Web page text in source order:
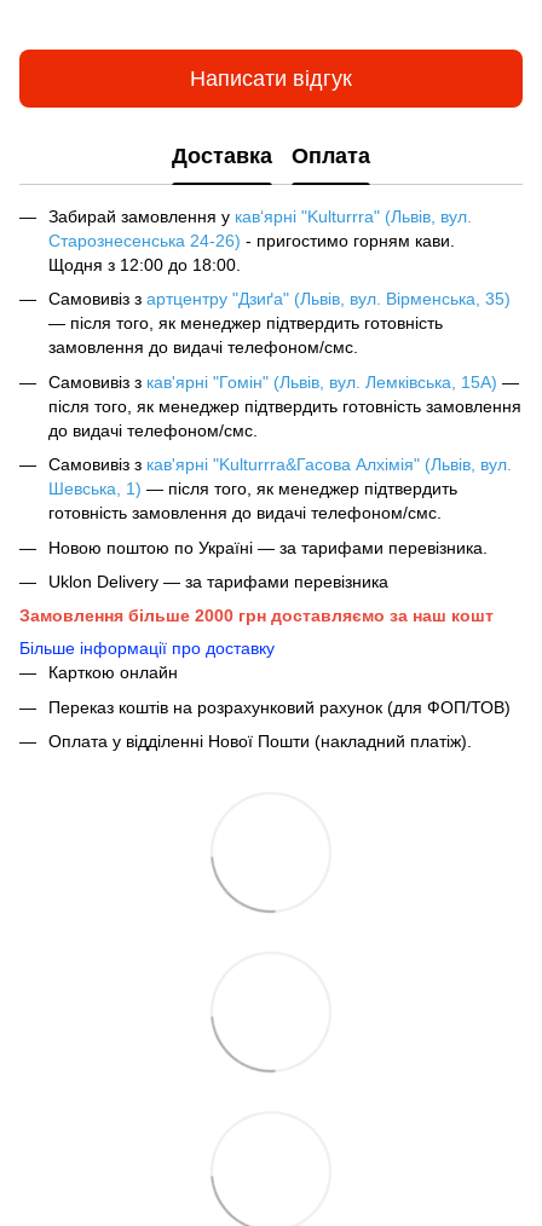
Написати відгук
Доставка Оплата
Забирай замовлення у кав‘ярні "Kulturrra" (Львів, вул.
Старознесенська 24-26) - пригостимо горням кави.
Щодня з 12:00 до 18:00.
Самовивіз з артцентру "Дзиґа" (Львів, вул. Вірменська, 35)
— після того, як менеджер підтвердить готовність
замовлення до видачі телефоном/смс.
Самовивіз з кав'ярні "Гомін" (Львів, вул. Лемківська, 15А) —
після того, як менеджер підтвердить готовність замовлення
до видачі телефоном/смс.
Самовивіз з кав'ярні "Kulturrra&Гасова Алхімія" (Львів, вул.
Шевська, 1) — після того, як менеджер підтвердить
готовність замовлення до видачі телефоном/смс.
Новою поштою по Україні — за тарифами перевізника.
Uklon Delivery — за тарифами перевізника
Замовлення більше 2000 грн доставляємо за наш кошт
Більше інформації про доставку
Карткою онлайн
Переказ коштів на розрахунковий рахунок (для ФОП/ТОВ)
Оплата у відділенні Нової Пошти (накладний платіж).